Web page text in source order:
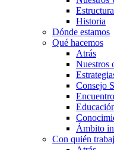
Historia
Dónde estamos
Qué hacemos
Atrás
Nuestros
Consejo
Ámbito
Con quién